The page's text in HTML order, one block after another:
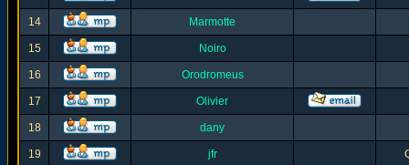
14 Marmotte
15 Noiro
16 Orodromeus
17 Olivier
18 dany
19 jfr